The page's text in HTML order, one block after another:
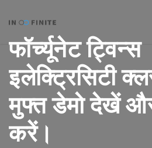
फॉर्च्यूनेट ट्विन्स
इलेक्ट्रिसिटी
मुफ्त डेमो देखें और
करें।